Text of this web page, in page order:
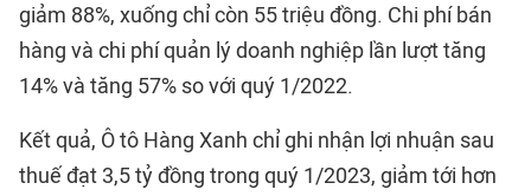
giảm 88%, xuống chỉ còn 55 triệu đồng. Chi phí bán
hàng và chi phí quản lý doanh nghiệp lần lượt tăng
14% và tăng 57% so với quý 1/2022.
Kết quả, Ô tô Hàng Xanh chỉ ghi nhận lợi nhuận sau
thuế đạt 3,5 tỷ đồng trong quý 1/2023, giảm tới hơn